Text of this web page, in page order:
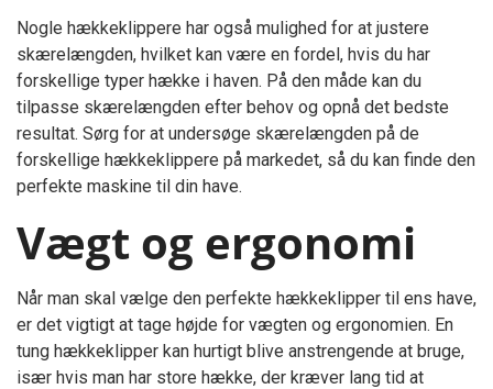
Nogle hækkeklippere har også mulighed for at justere
skærelængden, hvilket kan være en fordel, hvis du har
forskellige typer hække i haven. På den måde kan du
tilpasse skærelængden efter behov og opnå det bedste
resultat. Sørg for at undersøge skærelængden på de
forskellige hækkeklippere på markedet, så du kan finde den
perfekte maskine til din have.
Vægt og ergonomi
Når man skal vælge den perfekte hækkeklipper til ens have,
er det vigtigt at tage højde for vægten og ergonomien. En
tung hækkeklipper kan hurtigt blive anstrengende at bruge,
især hvis man har store hække, der kræver lang tid at